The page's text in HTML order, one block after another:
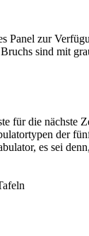
Panel zur
sind mit
für die nächste
der
es sei